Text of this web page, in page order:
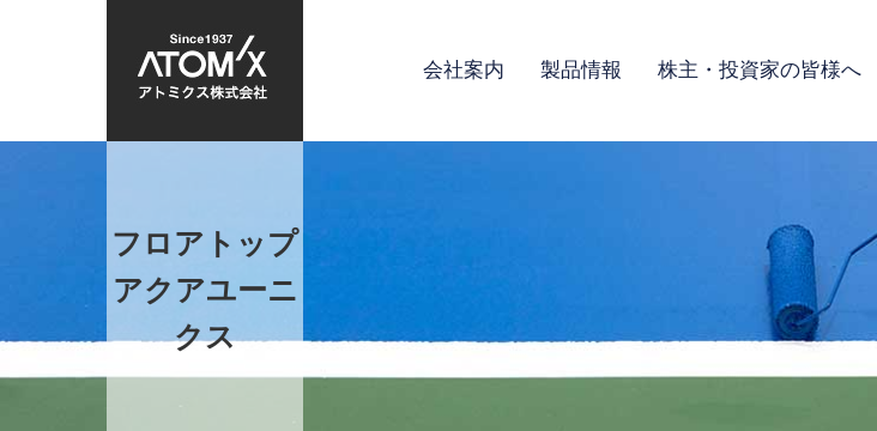
会社案内 製品情報 株主・投資家の皆様へ
フロアトップ
アクアユーニ
クス